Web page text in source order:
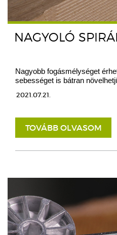
NAGYOLÓ
Nagyobb fogásmélységet
sebességet is bátran
2021.07.21.
TOVÁBB OLVASOM